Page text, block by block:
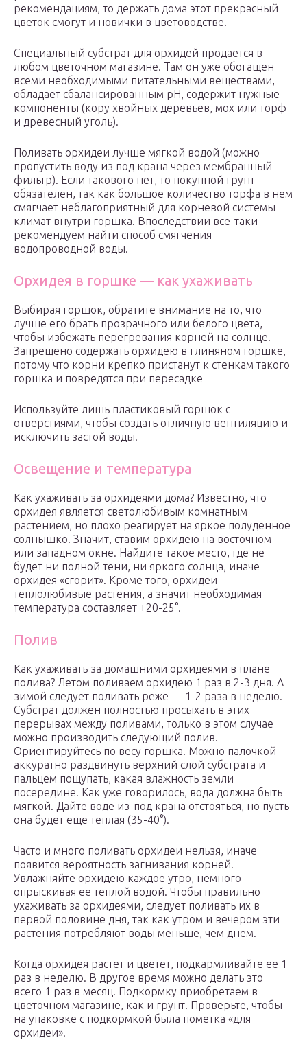
рекомендациям, то держать дома этот прекрасный
цветок смогут и новички в цветоводстве.
Специальный субстрат для орхидей продается в
любом цветочном магазине. Там он уже обогащен
всеми необходимыми питательными веществами,
обладает сбалансированным pH, содержит нужные
компоненты (кору хвойных деревьев, мох или торф
и древесный уголь).
Поливать орхидеи лучше мягкой водой (можно
пропустить воду из под крана через мембранный
фильтр). Если такового нет, то покупной грунт
обязателен, так как большое количество торфа в нем
смягчает неблагоприятный для корневой системы
климат внутри горшка. Впоследствии все-таки
рекомендуем найти способ смягчения
водопроводной воды.
Орхидея в горшке — как ухаживать
Выбирая горшок, обратите внимание на то, что
лучше его брать прозрачного или белого цвета,
чтобы избежать перегревания корней на солнце.
Запрещено содержать орхидею в глиняном горшке,
потому что корни крепко пристанут к стенкам такого
горшка и повредятся при пересадке
Используйте лишь пластиковый горшок с
отверстиями, чтобы создать отличную вентиляцию и
исключить застой воды.
Освещение и температура
Как ухаживать за орхидеями дома? Известно, что
орхидея является светолюбивым комнатным
растением, но плохо реагирует на яркое полуденное
солнышко. Значит, ставим орхидею на восточном
или западном окне. Найдите такое место, где не
будет ни полной тени, ни яркого солнца, иначе
орхидея «сгорит». Кроме того, орхидеи —
теплолюбивые растения, а значит необходимая
температура составляет +20-25°.
Полив
Как ухаживать за домашними орхидеями в плане
полива? Летом поливаем орхидею 1 раз в 2-3 дня. А
зимой следует поливать реже — 1-2 раза в неделю.
Субстрат должен полностью просыхать в этих
перерывах между поливами, только в этом случае
можно производить следующий полив.
Ориентируйтесь по весу горшка. Можно палочкой
аккуратно раздвинуть верхний слой субстрата и
пальцем пощупать, какая влажность земли
посередине. Как уже говорилось, вода должна быть
мягкой. Дайте воде из-под крана отстояться, но пусть
она будет еще теплая (35-40°).
Часто и много поливать орхидеи нельзя, иначе
появится вероятность загнивания корней.
Увлажняйте орхидею каждое утро, немного
опрыскивая ее теплой водой. Чтобы правильно
ухаживать за орхидеями, следует поливать их в
первой половине дня, так как утром и вечером эти
растения потребляют воды меньше, чем днем.
Когда орхидея растет и цветет, подкармливайте ее 1
раз в неделю. В другое время можно делать это
всего 1 раз в месяц. Подкормку приобретаем в
цветочном магазине, как и грунт. Проверьте, чтобы
на упаковке с подкормкой была пометка «для
орхидеи».